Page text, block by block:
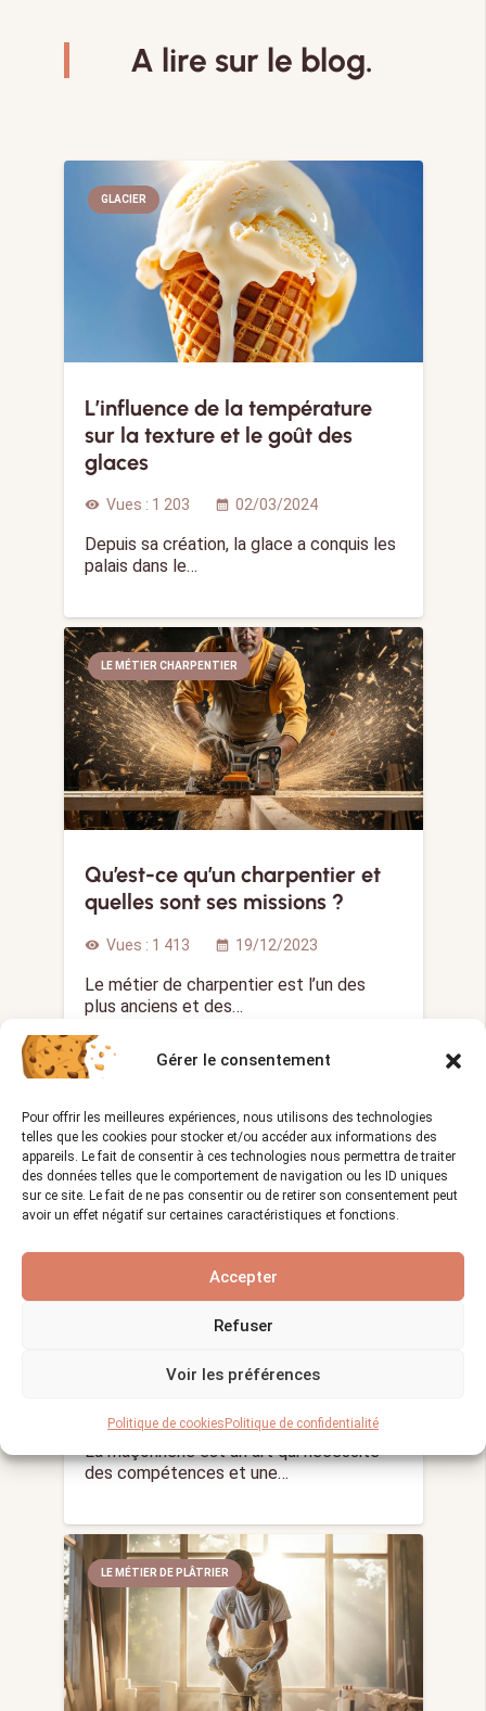
Gérer le consentement
Pour offrir les meilleures expériences, nous utilisons des technologies
telles que les cookies pour stocker et/ou accéder aux informations des
appareils. Le fait de consentir à ces technologies nous permettra de traiter
des données telles que le comportement de navigation ou les ID uniques
sur ce site. Le fait de ne pas consentir ou de retirer son consentement peut
avoir un effet négatif sur certaines caractéristiques et fonctions.
Accepter
Refuser
Voir les préférences
Politique de cookies Politique de confidentialité
A lire sur le blog.
GLACIER
L’influence de la température
sur la texture et le goût des
glaces
visibility Vues : 1 203 calendar_month 02/03/2024
Depuis sa création, la glace a conquis les
palais dans le…
LE MÉTIER CHARPENTIER
Qu’est-ce qu’un charpentier et
quelles sont ses missions ?
visibility Vues : 1 413 calendar_month 19/12/2023
Le métier de charpentier est l’un des
plus anciens et des…
Comment réaliser une
parpaing ?
La maçonnerie est un art qui nécessite
des compétences et une…
LE MÉTIER DE PLÂTRIER